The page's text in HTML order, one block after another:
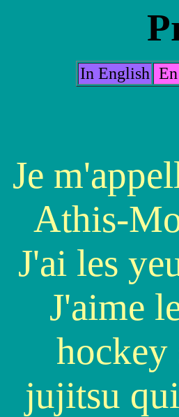
In English
Je
Athis-
J'ai les
J'aime
hockey
jujitsu